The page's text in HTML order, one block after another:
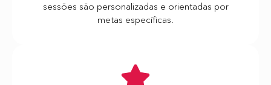
sessões são personalizadas e orientadas por
metas específicas.